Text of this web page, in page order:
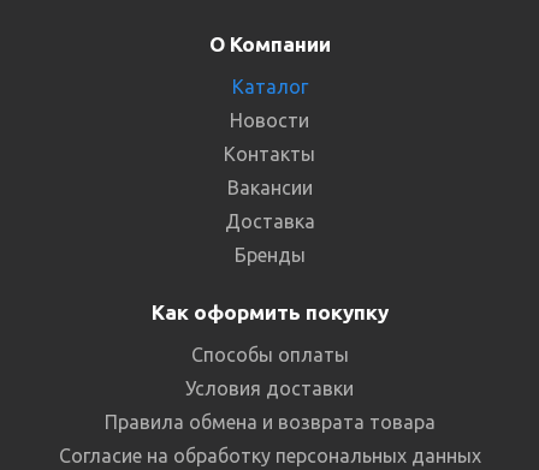
О Компании
Каталог
Новости
Контакты
Вакансии
Доставка
Бренды
Как оформить покупку
Способы оплаты
Условия доставки
Правила обмена и возврата товара
Согласие на обработку персональных данных